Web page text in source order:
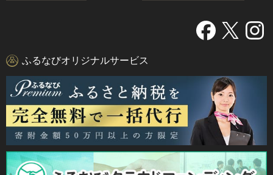
ふるなびオリジナルサービス